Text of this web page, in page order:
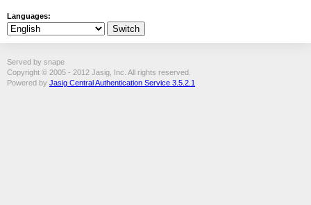
Languages:
Served by snape
Copyright © 2005 - 2012 Jasig, Inc. All rights reserved.
Powered by Jasig Central Authentication Service 3.5.2.1